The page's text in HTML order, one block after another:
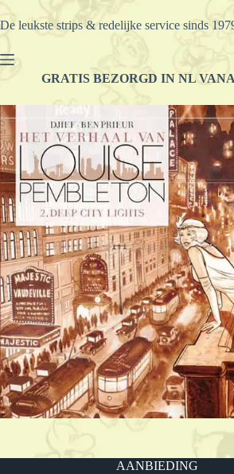
Ga
naar
De leukste strips & redelijke service sinds
GRATIS BEZORGD IN NL
AANBIEDING